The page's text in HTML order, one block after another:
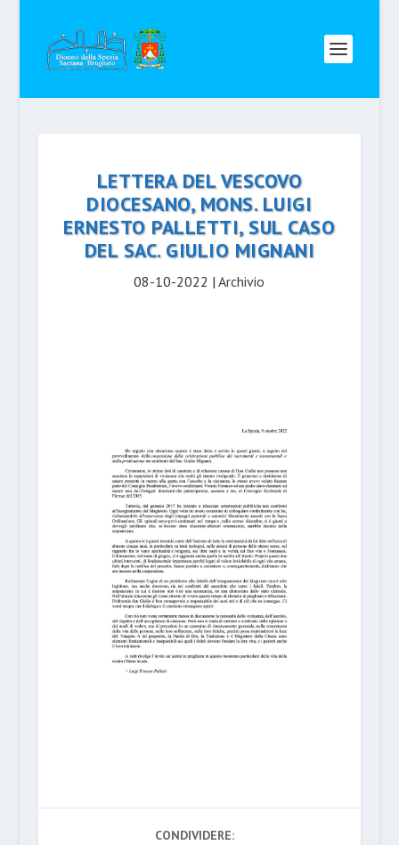
LETTERA DEL VESCOVO
DIOCESANO, MONS. LUIGI
ERNESTO PALLETTI, SUL CASO
DEL SAC. GIULIO MIGNANI
08-10-2022 |Archivio
CONDIVIDERE: